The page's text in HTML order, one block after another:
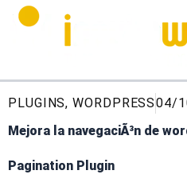
PLUGINS,WORDPRESS04/
Mejora la navegaciÃ³n de
Pagination Plugin